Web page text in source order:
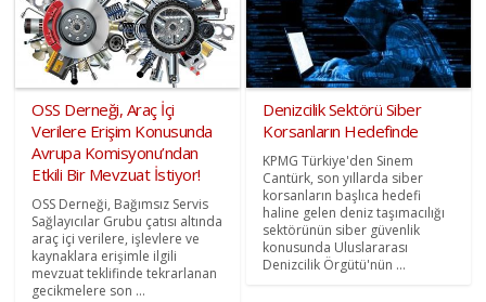
OSS Derneği, Araç İçi
Verilere Erişim Konusunda
Avrupa Komisyonu’ndan
Etkili Bir Mevzuat İstiyor!
OSS Derneği, Bağımsız Servis
Sağlayıcılar Grubu çatısı altında
araç içi verilere, işlevlere ve
kaynaklara erişimle ilgili
mevzuat teklifinde tekrarlanan
gecikmelere son ...
Denizcilik Sektörü Siber
Korsanların Hedefinde
KPMG Türkiye'den Sinem
Cantürk, son yıllarda siber
korsanların başlıca hedefi
haline gelen deniz taşımacılığı
sektörünün siber güvenlik
konusunda Uluslararası
Denizcilik Örgütü'nün ...